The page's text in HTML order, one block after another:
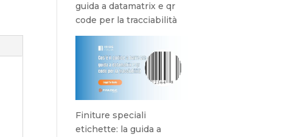
guida a datamatrix e qr
code per la tracciabilità
Finiture speciali
etichette: la guida a